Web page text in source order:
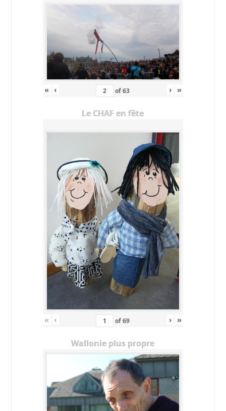
« ‹ of63 › »
Le CHAF en fête
« ‹ of69 › »
Wallonie plus propre